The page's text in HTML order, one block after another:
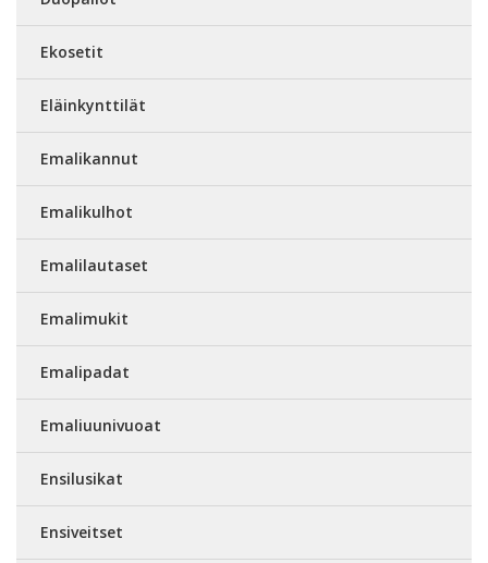
Ekosetit
Eläinkynttilät
Emalikannut
Emalikulhot
Emalilautaset
Emalimukit
Emalipadat
Emaliuunivuoat
Ensilusikat
Ensiveitset